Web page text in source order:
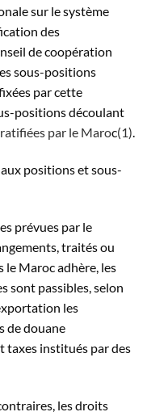
sur le système
des
de coopération
sous-positions
par cette
positions découlant
par le Maroc(1).
positions et sous-
prévues par le
traités ou
Maroc adhère, les
sont passibles, selon
les
de douane
taxes institués par des
les droits